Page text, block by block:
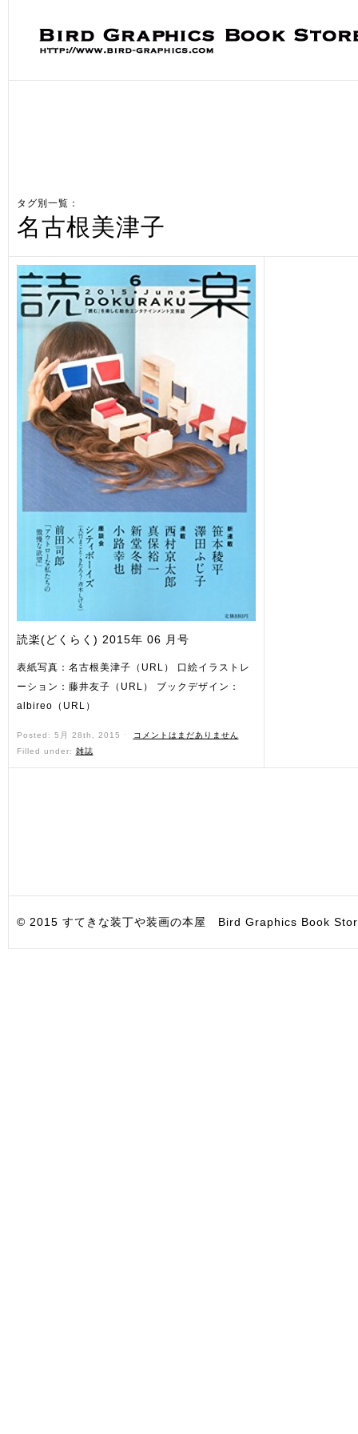
タグ別一覧：
名古根美津子
読楽(どくらく) 2015年 06 月号
表紙写真：名古根美津子（URL） 口絵イラストレ
ーション：藤井友子（URL） ブックデザイン：
albireo（URL）
Posted: 5月 28th, 2015 ˑ
コメントはまだありません
Filled under: 雑誌
© 2015 すてきな装丁や装画の本屋 Bird Graphics Book